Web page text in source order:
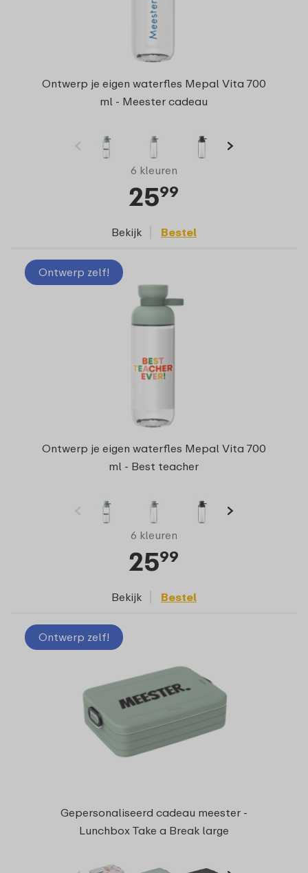
Ontwerp je eigen waterfles Mepal Vita 700
ml - Meester cadeau
6 kleuren
2599
Bekijk Bestel
Ontwerp zelf!
Ontwerp je eigen waterfles Mepal Vita 700
ml - Best teacher
6 kleuren
2599
Bekijk Bestel
Ontwerp zelf!
Gepersonaliseerd cadeau meester -
Lunchbox Take a Break large